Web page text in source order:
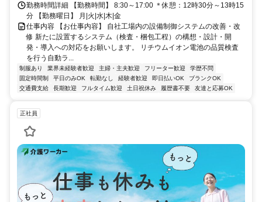
勤務時間詳細 【勤務時間】 8:30～17:00 ＊休憩：12時30分～13時15
分 【勤務曜日】 月|火|水|木|金
仕事内容 【お仕事内容】 自社工場内の設備制御システムの改善・改
修 新たに設置するシステム（検査・梱包工程）の構想・設計・開
発・導入への対応をお願いします。 リチウムイオン電池の品質検査
を行う自動ラ...
制服あり 業界未経験者歓迎 主婦・主夫歓迎 フリーター歓迎
学歴不問
固定時間制
平日のみOK 転勤なし 経験者歓迎 即日払いOK
ブランクOK
交通費支給
長期歓迎 フルタイム歓迎 土日祝休み 履歴書不要 友達と応募OK
正社員